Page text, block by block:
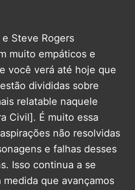
e Steve Rogers
muito empáticos e
você verá até hoje que
divididas sobre
relatable naquele
Civil]. É muito essa
não resolvidas
e falhas desses
Isso continua a se
medida que avançamos